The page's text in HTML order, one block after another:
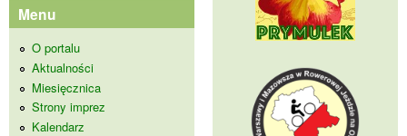
Menu
O portalu
Aktualności
Miesięcznica
Strony imprez
Kalendarz